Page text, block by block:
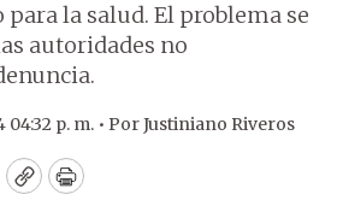
la salud. El problema se
autoridades no
p. m. • PorJustiniano Riveros
CopyPrint